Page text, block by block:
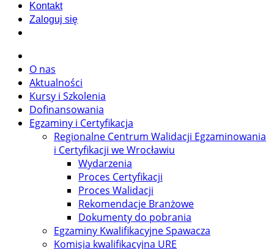
Kontakt
Zaloguj się
O nas
Aktualności
Kursy i Szkolenia
Dofinansowania
Egzaminy i Certyfikacja
Regionalne Centrum Walidacji Egzaminowania
i Certyfikacji we Wrocławiu
Wydarzenia
Proces Certyfikacji
Proces Walidacji
Rekomendacje Branżowe
Dokumenty do pobrania
Egzaminy Kwalifikacyjne Spawacza
Komisja kwalifikacyjna URE